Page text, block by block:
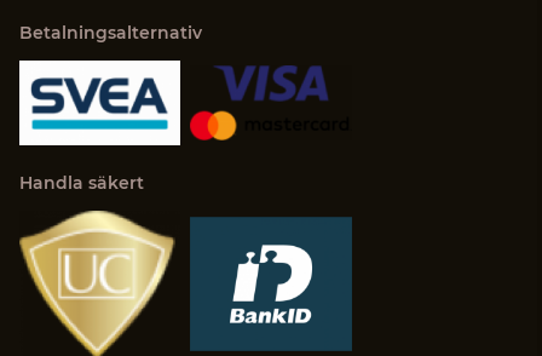
Betalningsalternativ
Handla säkert